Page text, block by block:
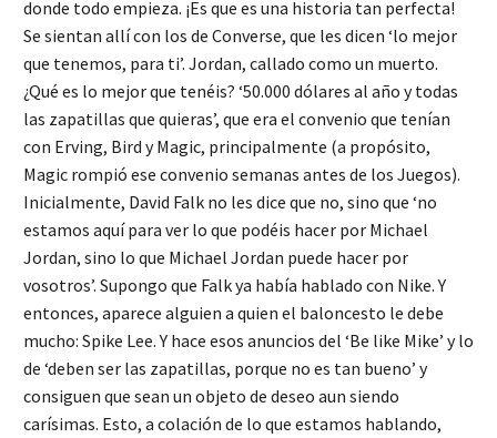
donde todo empieza. ¡Es que es una historia tan perfecta!
Se sientan allí con los de Converse, que les dicen ‘lo mejor
que tenemos, para ti’. Jordan, callado como un muerto.
¿Qué es lo mejor que tenéis? ‘50.000 dólares al año y todas
las zapatillas que quieras’, que era el convenio que tenían
con Erving, Bird y Magic, principalmente (a propósito,
Magic rompió ese convenio semanas antes de los Juegos).
Inicialmente, David Falk no les dice que no, sino que ‘no
estamos aquí para ver lo que podéis hacer por Michael
Jordan, sino lo que Michael Jordan puede hacer por
vosotros’. Supongo que Falk ya había hablado con Nike. Y
entonces, aparece alguien a quien el baloncesto le debe
mucho: Spike Lee. Y hace esos anuncios del ‘Be like Mike’ y lo
de ‘deben ser las zapatillas, porque no es tan bueno’ y
consiguen que sean un objeto de deseo aun siendo
carísimas. Esto, a colación de lo que estamos hablando,